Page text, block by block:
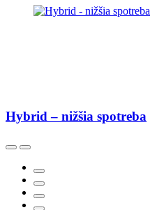
Hybrid – nižšia spotreba